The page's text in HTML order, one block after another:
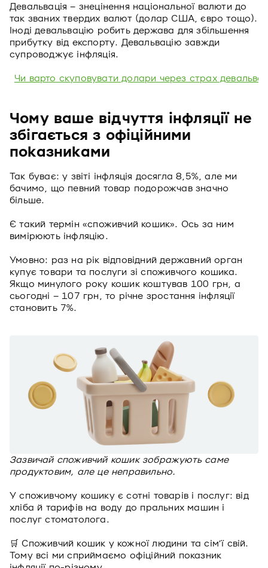
Девальвація – знецінення національної валюти до
так званих твердих валют (долар США, євро тощо).
Іноді девальвацію робить держава для збільшення
прибутку від експорту. Девальвацію завжди
супроводжує інфляція.
Чи варто скуповувати долари через страх
Чому ваше відчуття інфляції не
збігається з офіційними
показниками
Так буває: у звіті інфляція досягла 8,5%, але ми
бачимо, що певний товар подорожчав значно
більше.
Є такий термін «споживчий кошик». Ось за ним
вимірюють інфляцію.
Умовно: раз на рік відповідний державний орган
купує товари та послуги зі споживчого кошика.
Якщо минулого року кошик коштував 100 грн, а
сьогодні – 107 грн, то річне зростання інфляції
становить 7%.
Зазвичай споживчий кошик зображують саме
продуктовим, але це неправильно.
У споживчому кошику є сотні товарів і послуг: від
хліба й тарифів на воду до пральних машин і
послуг стоматолога.
🛒 Споживчий кошик у кожної людини та сімʼї свій.
Тому всі ми сприймаємо офіційний показник